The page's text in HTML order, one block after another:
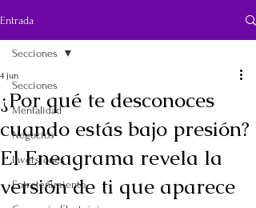
Entrada
Secciones
Mentalidad
Negocios
Inversiones
Entretenimiento
Secciones
¿Por qué te desconoces
cuando estás bajo presión?
El Eneagrama revela la
versión de ti que aparece
4 jun